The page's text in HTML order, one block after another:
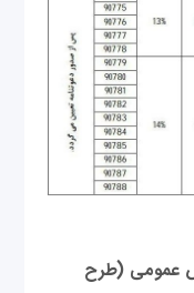
عمومی (طرح